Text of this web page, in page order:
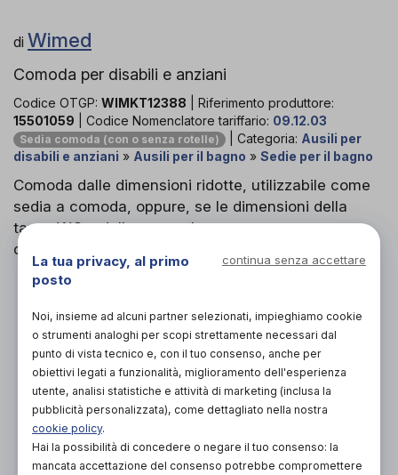
di Wimed
Comoda per disabili e anziani
Codice OTGP: WIMKT12388 | Riferimento produttore:
15501059 | Codice Nomenclatore tariffario: 09.12.03
Sedia comoda (con o senza rotelle) | Categoria: Ausili per
disabili e anziani » Ausili per il bagno » Sedie per il bagno
Comoda dalle dimensioni ridotte, utilizzabile come
sedia a comoda, oppure, se le dimensioni della
tazza WC e della stanza lo permettono,
direttamente sul WC.
DA210,00€
PROVA E NOLEGGIA IN NEGOZIO
NON DISPONIBILE
ACQUISTA ONLINE
NON DISPONIBILE
La tua privacy, al primo
posto
continua senza accettare
Noi, insieme ad alcuni partner selezionati, impieghiamo cookie
o strumenti analoghi per scopi strettamente necessari dal
punto di vista tecnico e, con il tuo consenso, anche per
obiettivi legati a funzionalità, miglioramento dell'esperienza
utente, analisi statistiche e attività di marketing (inclusa la
pubblicità personalizzata), come dettagliato nella nostra
cookie policy.
Hai la possibilità di concedere o negare il tuo consenso: la
mancata accettazione del consenso potrebbe compromettere